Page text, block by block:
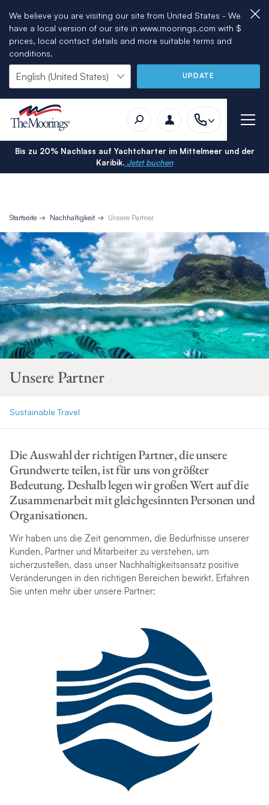
We believe you are visiting our site from United States - We
have a local version of our site in www.moorings.com with $
prices, local contact details and more suitable terms and
conditions.
UPDATE
Bis zu 20% Nachlass auf Yachtcharter im Mittelmeer und der
Karibik.Jetzt buchen
Startseite Nachhaltigkeit Unsere Partner
Unsere Partner
Sustainable Travel
Die Auswahl der richtigen Partner, die unsere
Grundwerte teilen, ist für uns von größter
Bedeutung. Deshalb legen wir großen Wert auf die
Zusammenarbeit mit gleichgesinnten Personen und
Organisationen.
Wir haben uns die Zeit genommen, die Bedürfnisse unserer
Kunden, Partner und Mitarbeiter zu verstehen, um
sicherzustellen, dass unser Nachhaltigkeitsansatz positive
Veränderungen in den richtigen Bereichen bewirkt. Erfahren
Sie unten mehr über unsere Partner: